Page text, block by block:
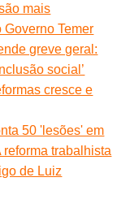
mais
Temer
greve geral:
social’
cresce e
50 'lesões' em
reforma trabalhista
de Luiz